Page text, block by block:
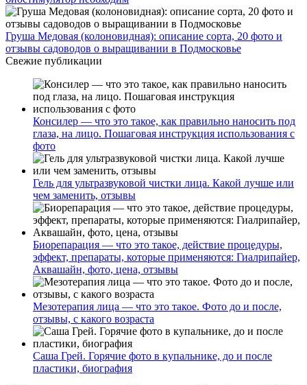
Груша Медовая (колоновидная): описание сорта, 20 фото и
отзывы садоводов о выращивании в Подмосковье
Свежие публикации
Консилер — что это такое, как правильно наносить под
глаза, на лицо. Пошаговая инструкция использования с
фото
Гель для ультразвуковой чистки лица. Какой лучше или
чем заменить, отзывы
Биорепарация — что это такое, действие процедуры,
эффект, препараты, которые применяются: Гиалрипайер,
Аквашайн, фото, цена, отзывы
Мезотерапия лица — что это такое. Фото до и после,
отзывы, с какого возраста
Саша Грей. Горячие фото в купальнике, до и после
пластики, биография